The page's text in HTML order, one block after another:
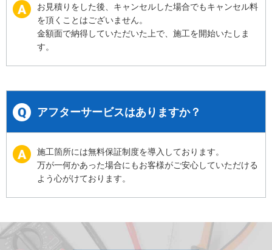
お見積りをした後、キャンセルした場合でもキャンセル料
を頂くことはございません。
金額面で納得していただいた上で、施工を開始いたしま
す。
アフターサービスはありますか？
施工箇所には無料保証制度を導入しております。
万が一何かあった場合にもお客様がご安心していただける
よう心がけております。